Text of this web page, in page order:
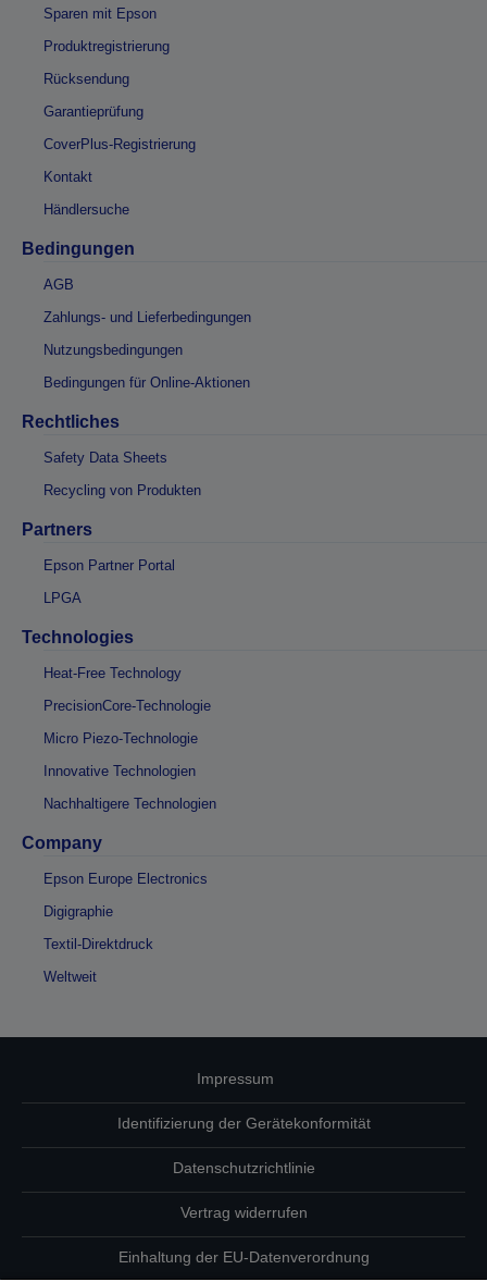
Sparen mit Epson
Produktregistrierung
Rücksendung
Garantieprüfung
CoverPlus-Registrierung
Kontakt
Händlersuche
Bedingungen
AGB
Zahlungs- und Lieferbedingungen
Nutzungsbedingungen
Bedingungen für Online-Aktionen
Rechtliches
Safety Data Sheets
Recycling von Produkten
Partners
Epson Partner Portal
LPGA
Technologies
Heat-Free Technology
PrecisionCore-Technologie
Micro Piezo-Technologie
Innovative Technologien
Nachhaltigere Technologien
Company
Epson Europe Electronics
Digigraphie
Textil-Direktdruck
Weltweit
Impressum
Identifizierung der Gerätekonformität
Datenschutzrichtlinie
Vertrag widerrufen
Einhaltung der EU-Datenverordnung